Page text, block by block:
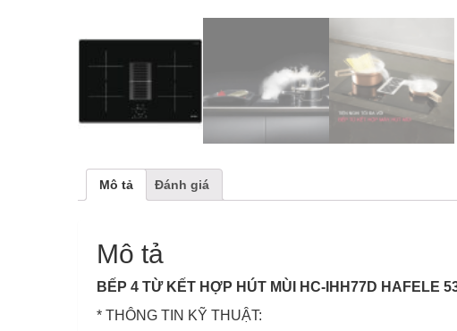
Mô tả Đánh giá
Mô tả
BẾP 4 TỪ KẾT HỢP HÚT MÙI HC-IHH77D HAFELE
* THÔNG TIN KỸ THUẬT: